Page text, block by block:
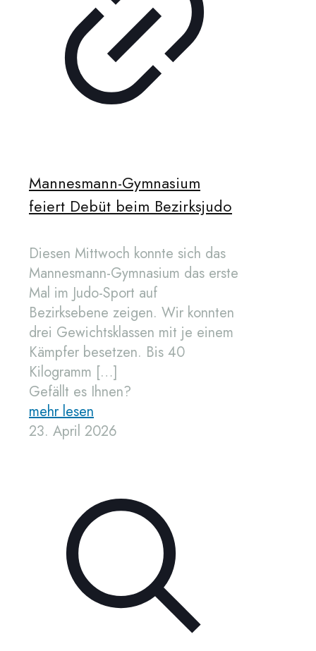
Mannesmann-Gymnasium
feiert Debüt beim Bezirksjudo
Diesen Mittwoch konnte sich das
Mannesmann-Gymnasium das erste
Mal im Judo-Sport auf
Bezirksebene zeigen. Wir konnten
drei Gewichtsklassen mit je einem
Kämpfer besetzen. Bis 40
Kilogramm […]
Gefällt es Ihnen?
mehr lesen
23. April 2026